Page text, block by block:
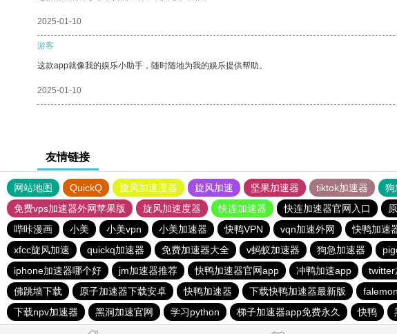
2025-01-10
游客
这款app就像我的娱乐小助手，随时随地为我的娱乐提供帮助。
2025-01-10
友情链接
网站地图 QuickQ 旋风加速度器 旋风加速 坚果加速器 tiktok加速器 狗
免费vps加速器外网苹果版
旋风加速度器 快连加速器 快连加速器官网入口
哔咔漫画
小美 小美vpn 小美加速器 快鸭VPN vqn加速外网 快鸭加速
xfcc旋风加速
quickq加速器 免费加速器大全 v蚂蚁加速器 狗急加速器
iphone加速器哪个好
jm加速器推荐 快鸭加速器官网app 冲鸭加速app twitter
佛跳墙下载
原子加速器下载安卓 快鸭加速器 下载快鸭加速器最新版
下载npv加速器
黑洞加速官网 学习python 梯子加速器app免费永久 快鸭